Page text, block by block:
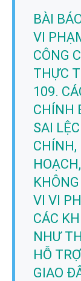
BÀI
VI
CÔNG
THỰC
109.
CHÍNH
SAI
CHÍNH,
VI VI
CÁC
NHƯ
HỖ
GIAO